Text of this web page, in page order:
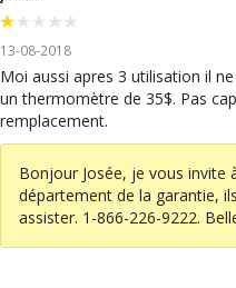
13-08-2018
Moi aussi apres 3 utilisation il
un thermomètre de 35$. Pas
remplacement.
Bonjour Josée, je vous invite
département de la garantie,
assister. 1-866-226-9222.